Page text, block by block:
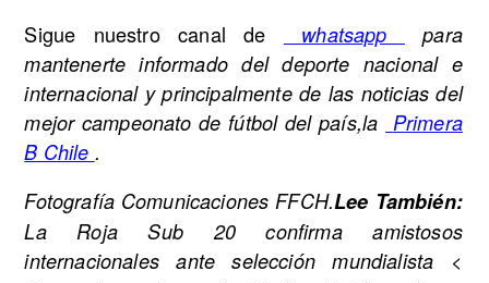
Sigue nuestro canal de
whatsapp
para
mantenerte informado del deporte nacional e
internacional y principalmente de las noticias del
mejor campeonato de fútbol del país,la Primera
B Chile .
Fotografía Comunicaciones FFCH.Lee También:
La Roja Sub 20 confirma amistosos
internacionales ante selección mundialista <